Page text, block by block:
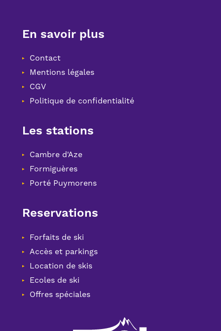
En savoir plus
Contact
Mentions légales
CGV
Politique de confidentialité
Les stations
Cambre d'Aze
Formiguères
Porté Puymorens
Reservations
Forfaits de ski
Accès et parkings
Location de skis
Ecoles de ski
Offres spéciales